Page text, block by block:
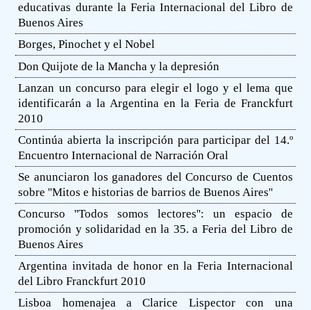
educativas durante la Feria Internacional del Libro de
Buenos Aires
Borges, Pinochet y el Nobel
Don Quijote de la Mancha y la depresión
Lanzan un concurso para elegir el logo y el lema que
identificarán a la Argentina en la Feria de Franckfurt
2010
Continúa abierta la inscripción para participar del 14.º
Encuentro Internacional de Narración Oral
Se anunciaron los ganadores del Concurso de Cuentos
sobre ''Mitos e historias de barrios de Buenos Aires''
Concurso ''Todos somos lectores'': un espacio de
promoción y solidaridad en la 35. a Feria del Libro de
Buenos Aires
Argentina invitada de honor en la Feria Internacional
del Libro Franckfurt 2010
Lisboa homenajea a Clarice Lispector con una